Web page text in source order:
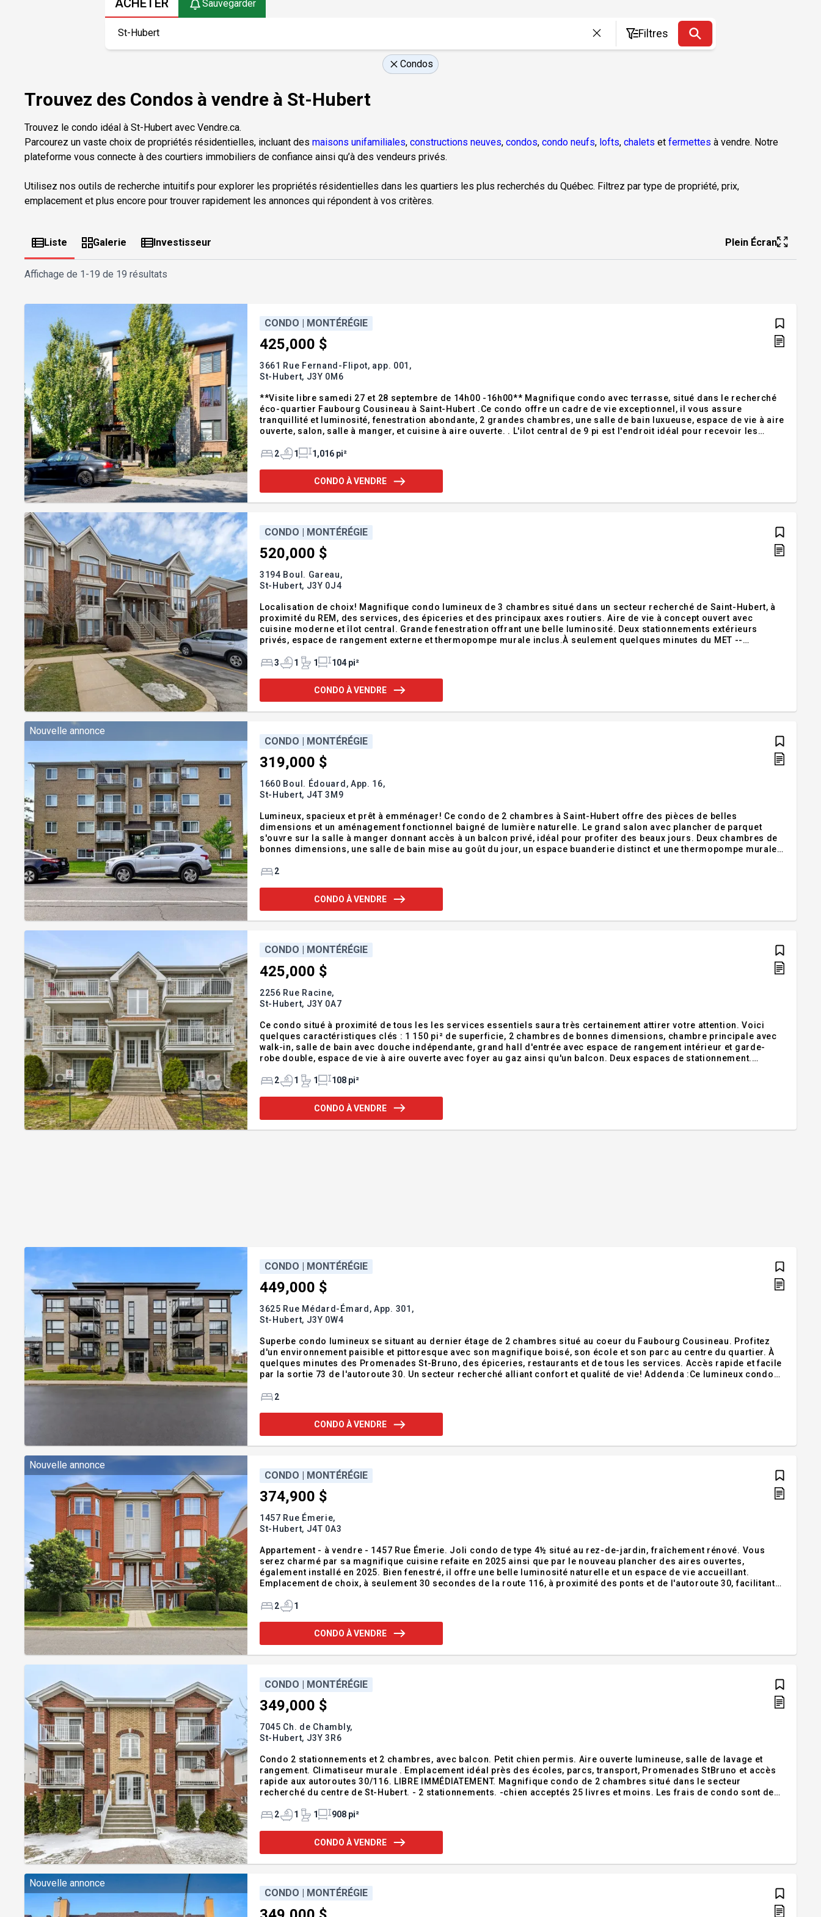
ACHETER Sauvegarder
Filtres
Condos
Trouvez des Condos à vendre à St-Hubert
Trouvez le condo idéal à St-Hubert avec Vendre.ca.
Parcourez un vaste choix de propriétés résidentielles, incluant des maisons unifamiliales, constructions neuves, condos, condo neufs, lofts, chalets et fermettes à vendre. Notre
plateforme vous connecte à des courtiers immobiliers de confiance ainsi qu’à des vendeurs privés.
Utilisez nos outils de recherche intuitifs pour explorer les propriétés résidentielles dans les quartiers les plus recherchés du Québec. Filtrez par type de propriété, prix,
emplacement et plus encore pour trouver rapidement les annonces qui répondent à vos critères.
Liste Galerie Investisseur Plein Écran
Affichage de 1-19 de 19 résultats
CONDO | MONTÉRÉGIE
425,000 $
3661 Rue Fernand-Flipot, app. 001,
St-Hubert, J3Y 0M6
**Visite libre samedi 27 et 28 septembre de 14h00 -16h00** Magnifique condo avec terrasse, situé dans le recherché
éco-quartier Faubourg Cousineau à Saint-Hubert .Ce condo offre un cadre de vie exceptionnel, il vous assure
tranquillité et luminosité, fenestration abondante, 2 grandes chambres, une salle de bain luxueuse, espace de vie à aire
ouverte, salon, salle à manger, et cuisine à aire ouverte. . L'ilot central de 9 pi est l'endroit idéal pour recevoir les
terrasse avant reco
2 1 1,016 pi²
CONDO À VENDRE
CONDO | MONTÉRÉGIE
520,000 $
3194 Boul. Gareau,
St-Hubert, J3Y 0J4
Localisation de choix! Magnifique condo lumineux de 3 chambres situé dans un secteur recherché de Saint-Hubert, à
proximité du REM, des services, des épiceries et des principaux axes routiers. Aire de vie à concept ouvert avec
cuisine moderne et îlot central. Grande fenestration offrant une belle luminosité. Deux stationnements extérieurs
privés, espace de rangement externe et thermopompe murale inclus.À seulement quelques minutes du MET --
Moyne, Golf Saint-Lambert, route 116, métr
3 1 1 104 pi²
CONDO À VENDRE
Nouvelle annonce
CONDO | MONTÉRÉGIE
319,000 $
1660 Boul. Édouard, App. 16,
St-Hubert, J4T 3M9
Lumineux, spacieux et prêt à emménager! Ce condo de 2 chambres à Saint-Hubert offre des pièces de belles
dimensions et un aménagement fonctionnel baigné de lumière naturelle. Le grand salon avec plancher de parquet
s'ouvre sur la salle à manger donnant accès à un balcon privé, idéal pour profiter des beaux jours. Deux chambres de
bonnes dimensions, une salle de bain mise au goût du jour, un espace buanderie distinct et une thermopompe murale
pratique et accessible! Addend
2
CONDO À VENDRE
CONDO | MONTÉRÉGIE
425,000 $
2256 Rue Racine,
St-Hubert, J3Y 0A7
Ce condo situé à proximité de tous les les services essentiels saura très certainement attirer votre attention. Voici
quelques caractéristiques clés : 1 150 pi² de superficie, 2 chambres de bonnes dimensions, chambre principale avec
walk-in, salle de bain avec douche indépendante, grand hall d'entrée avec espace de rangement intérieur et garde-
robe double, espace de vie à aire ouverte avec foyer au gaz ainsi qu'un balcon. Deux espaces de stationnement.
épiceries, restaurants
2 1 1 108 pi²
CONDO À VENDRE
CONDO | MONTÉRÉGIE
449,000 $
3625 Rue Médard-Émard, App. 301,
St-Hubert, J3Y 0W4
Superbe condo lumineux se situant au dernier étage de 2 chambres situé au coeur du Faubourg Cousineau. Profitez
d'un environnement paisible et pittoresque avec son magnifique boisé, son école et son parc au centre du quartier. À
quelques minutes des Promenades St-Bruno, des épiceries, restaurants et de tous les services. Accès rapide et facile
par la sortie 73 de l'autoroute 30. Un secteur recherché alliant confort et qualité de vie! Addenda :Ce lumineux condo
région. Sa
2
CONDO À VENDRE
Nouvelle annonce
CONDO | MONTÉRÉGIE
374,900 $
1457 Rue Émerie,
St-Hubert, J4T 0A3
Appartement - à vendre - 1457 Rue Émerie. Joli condo de type 4½ situé au rez-de-jardin, fraîchement rénové. Vous
serez charmé par sa magnifique cuisine refaite en 2025 ainsi que par le nouveau plancher des aires ouvertes,
également installé en 2025. Bien fenestré, il offre une belle luminosité naturelle et un espace de vie accueillant.
Emplacement de choix, à seulement 30 secondes de la route 116, à proximité des ponts et de l'autoroute 30, facilitant
immobilier RE/MAX IMPACT INC.,
2 1
CONDO À VENDRE
CONDO | MONTÉRÉGIE
349,000 $
7045 Ch. de Chambly,
St-Hubert, J3Y 3R6
Condo 2 stationnements et 2 chambres, avec balcon. Petit chien permis. Aire ouverte lumineuse, salle de lavage et
rangement. Climatiseur murale . Emplacement idéal près des écoles, parcs, transport, Promenades StBruno et accès
rapide aux autoroutes 30/116. LIBRE IMMÉDIATEMENT. Magnifique condo de 2 chambres situé dans le secteur
recherché du centre de St-Hubert. - 2 stationnements. -chien acceptés 25 livres et moins. Les frais de condo sont de
balcon vu avant. Le concept ouver
2 1 1 908 pi²
CONDO À VENDRE
Nouvelle annonce
CONDO | MONTÉRÉGIE